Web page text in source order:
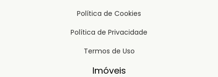
Política de Cookies
Política de Privacidade
Termos de Uso
Imóveis